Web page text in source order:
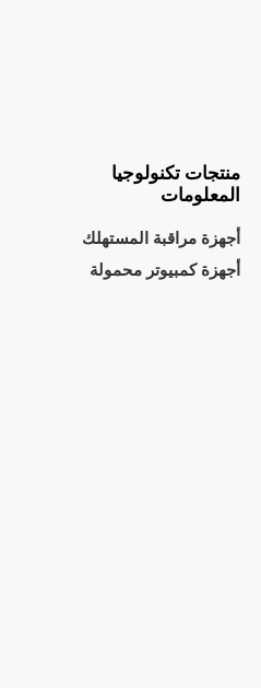
منتجات تكنولوجيا
المعلومات
أجهزة مراقبة المستهلك
أجهزة كمبيوتر محمولة